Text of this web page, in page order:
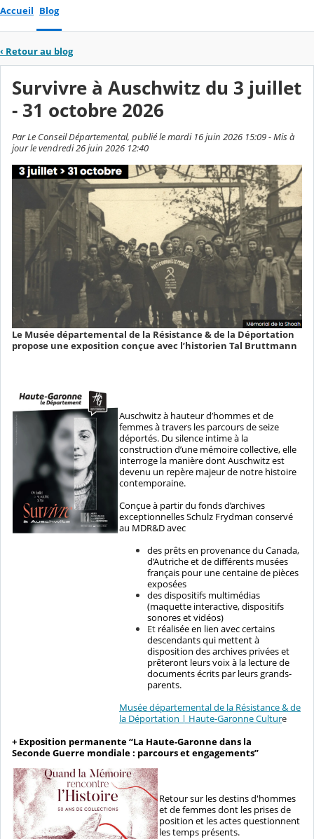
Accueil Blog
‹ Retour au blog
Survivre à Auschwitz du 3 juillet
- 31 octobre 2026
Par Le Conseil Départemental, publié le mardi 16 juin 2026 15:09 - Mis à
jour le vendredi 26 juin 2026 12:40
Le Musée départemental de la Résistance & de la Déportation
propose une exposition conçue avec l’historien Tal Bruttmann
Auschwitz à hauteur d’hommes et de
femmes à travers les parcours de seize
déportés. Du silence intime à la
construction d’une mémoire collective, elle
interroge la manière dont Auschwitz est
devenu un repère majeur de notre histoire
contemporaine.
Conçue à partir du fonds d’archives
exceptionnelles Schulz Frydman conservé
au MDR&D avec
des prêts en provenance du Canada,
d’Autriche et de différents musées
français pour une centaine de pièces
exposées
des dispositifs multimédias
(maquette interactive, dispositifs
sonores et vidéos)
Et réalisée en lien avec certains
descendants qui mettent à
disposition des archives privées et
prêteront leurs voix à la lecture de
documents écrits par leurs grands-
parents.
Musée départemental de la Résistance & de
la Déportation | Haute-Garonne Culture
+ Exposition permanente “La Haute-Garonne dans la
Seconde Guerre mondiale : parcours et engagements”
Retour sur les destins d'hommes
et de femmes dont les prises de
position et les actes questionnent
les temps présents.